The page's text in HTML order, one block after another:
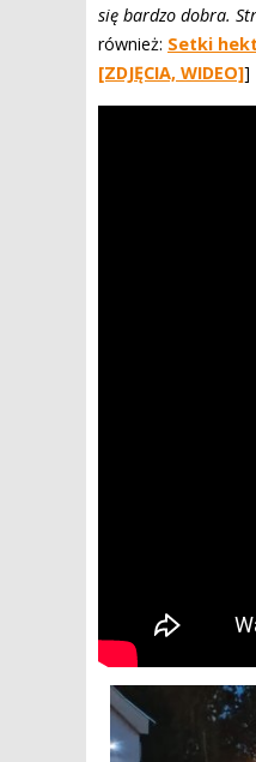
się bardzo dobra.
również: Setki
[ZDJĘCIA, WIDEO]]